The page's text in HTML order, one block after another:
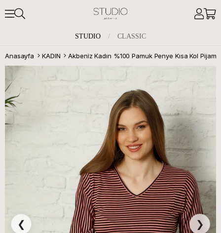
STUDIO / CLASSIC
Anasayfa KADIN
❮ ❯